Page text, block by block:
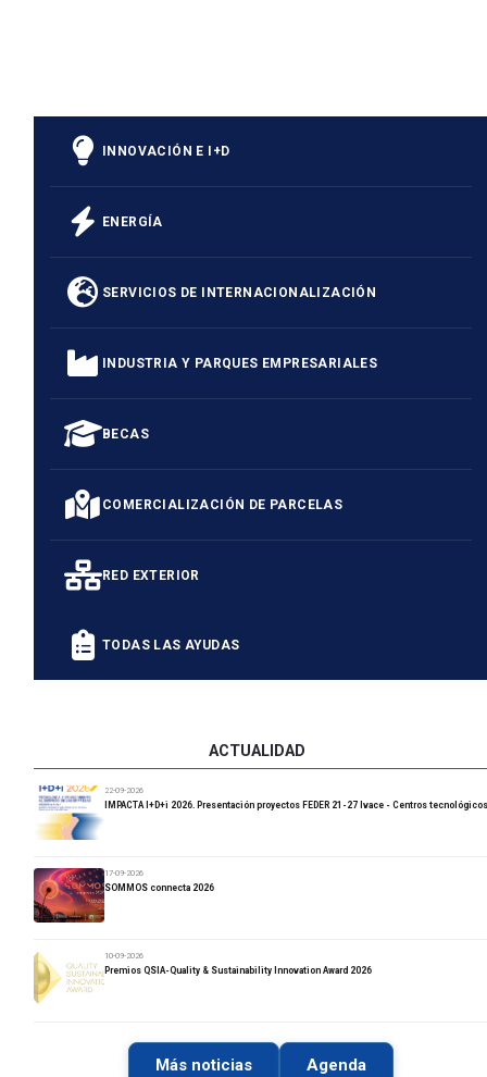
INNOVACIÓN E I+D
ENERGÍA
SERVICIOS DE INTERNACIONALIZACIÓN
INDUSTRIA Y PARQUES EMPRESARIALES
BECAS
COMERCIALIZACIÓN DE PARCELAS
RED EXTERIOR
TODAS LAS AYUDAS
ACTUALIDAD
22-09-2026
IMPACTA I+D+i 2026. Presentación proyectos FEDER 21-27 Ivace - Centros tecnológicos
17-09-2026
SOMMOS connecta 2026
10-09-2026
Premios QSIA-Quality & Sustainability Innovation Award 2026
Más noticias Agenda